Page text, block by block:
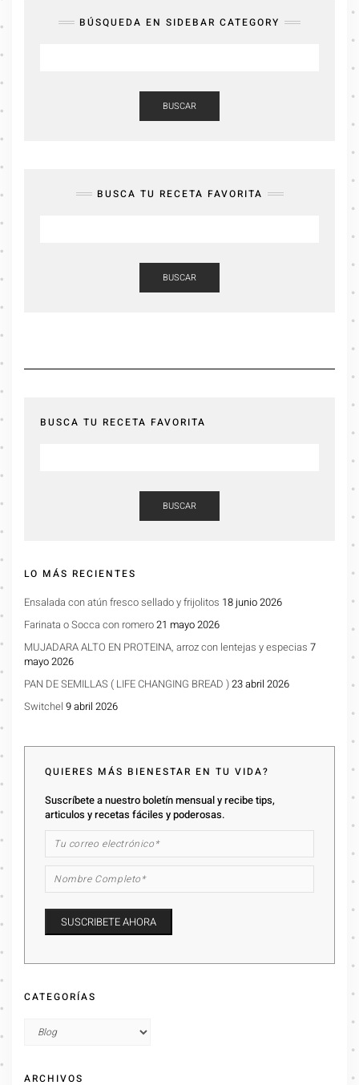
BÚSQUEDA EN SIDEBAR CATEGORY
BUSCAR
BUSCA TU RECETA FAVORITA
BUSCAR
BUSCA TU RECETA FAVORITA
BUSCAR
LO MÁS RECIENTES
Ensalada con atún fresco sellado y frijolitos 18 junio 2026
Farinata o Socca con romero21 mayo 2026
MUJADARA ALTO EN PROTEINA, arroz con lentejas y especias 7
mayo 2026
PAN DE SEMILLAS ( LIFE CHANGING BREAD )23 abril 2026
Switchel 9 abril 2026
QUIERES MÁS BIENESTAR EN TU VIDA?
Suscríbete a nuestro boletín mensual y recibe tips,
articulos y recetas fáciles y poderosas.
CATEGORÍAS
ARCHIVOS